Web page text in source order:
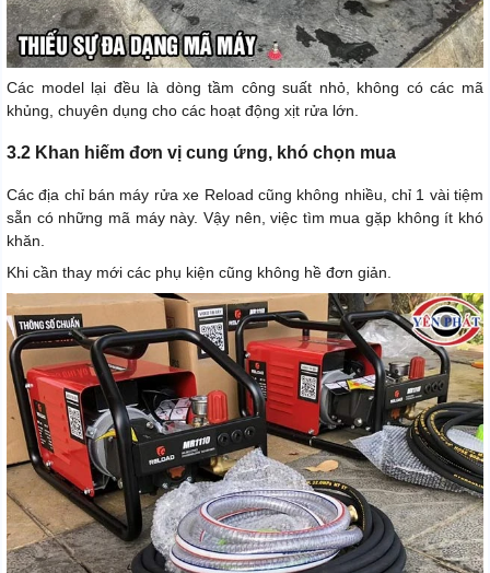
Các model lại đều là dòng tầm công suất nhỏ, không có các mã
khủng, chuyên dụng cho các hoạt động xịt rửa lớn.
3.2 Khan hiếm đơn vị cung ứng, khó chọn mua
Các địa chỉ bán máy rửa xe Reload cũng không nhiều, chỉ 1 vài tiệm
sẵn có những mã máy này. Vậy nên, việc tìm mua gặp không ít khó
khăn.
Khi cần thay mới các phụ kiện cũng không hề đơn giản.